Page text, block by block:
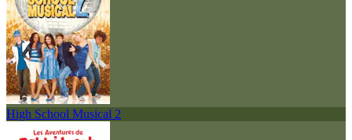
High School Musical 2